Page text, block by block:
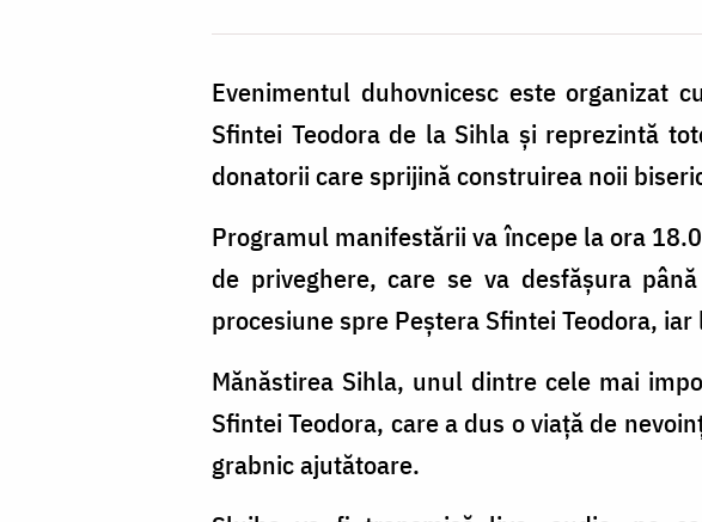
Evenimentul duhovnicesc este organizat
Sfintei Teodora de la Sihla și reprezintă
donatorii care sprijină construirea noii
Programul manifestării va începe la ora
de priveghere, care se va desfășura
procesiune spre Peștera Sfintei Teodora,
Mănăstirea Sihla, unul dintre cele mai
Sfintei Teodora, care a dus o viață de
grabnic ajutătoare.